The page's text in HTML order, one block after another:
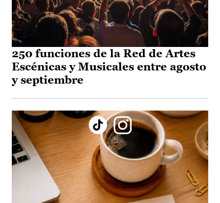
250 funciones de la Red de Artes
Escénicas y Musicales entre agosto
y septiembre